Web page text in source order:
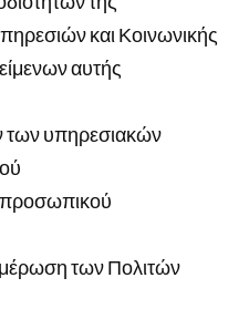
και Κοινωνικής
αυτής
των υπηρεσιακών
προσωπικού
των Πολιτών